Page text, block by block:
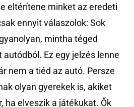
eltérítene minket az eredeti
ennyit válaszolok: Sok
mintha téged
Ez egy jelzés lenne
nem a tiéd az autó. Persze
olyan gyerekek is, akiket
ha elveszik a játékukat. Ők